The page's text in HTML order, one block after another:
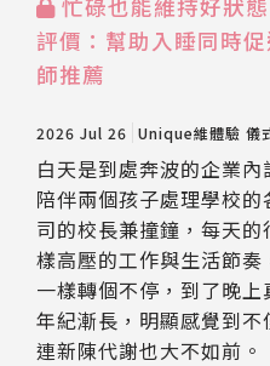
忙碌也能維持好狀
評價：幫助入睡同時
師推薦
2026 Jul 26 Unique維體驗 儀
白天是到處奔波的企業
陪伴兩個孩子處理學校
司的校長兼撞鐘，每天
樣高壓的工作與生活節
一樣轉個不停，到了晚
年紀漸長，明顯感覺到不
連新陳代謝也大不如前。